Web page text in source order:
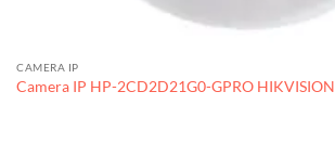
CAMERA IP
Camera IP HP-2CD2D21G0-GPRO HIKVISION